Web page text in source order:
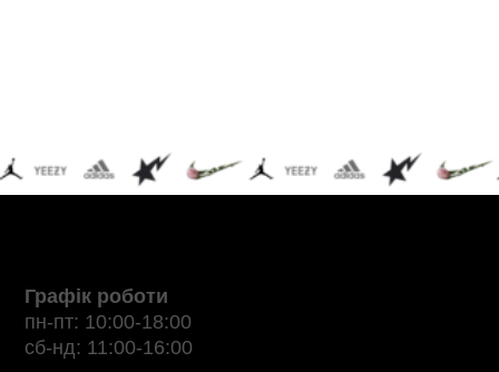
Графік роботи
пн-пт: 10:00-18:00
сб-нд: 11:00-16:00